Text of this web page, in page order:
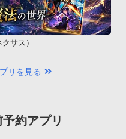
サス）
リを見る
約アプリ